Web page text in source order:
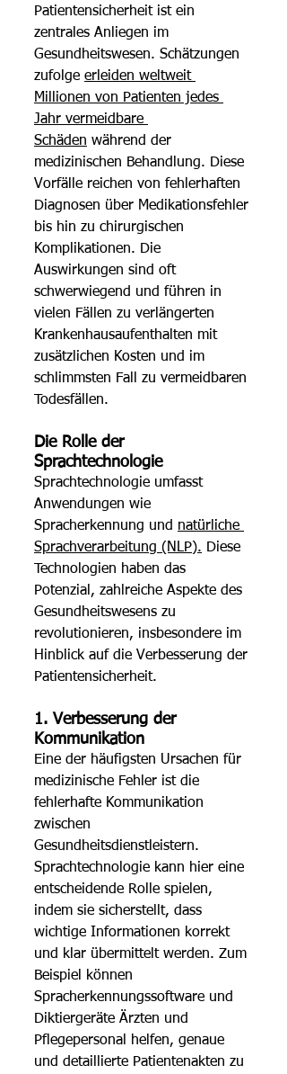
Patientensicherheit ist ein
zentrales Anliegen im
Gesundheitswesen. Schätzungen
zufolge erleiden weltweit
Millionen von Patienten jedes
Jahr vermeidbare
Schäden während der
medizinischen Behandlung. Diese
Vorfälle reichen von fehlerhaften
Diagnosen über Medikationsfehler
bis hin zu chirurgischen
Komplikationen. Die
Auswirkungen sind oft
schwerwiegend und führen in
vielen Fällen zu verlängerten
Krankenhausaufenthalten mit
zusätzlichen Kosten und im
schlimmsten Fall zu vermeidbaren
Todesfällen.
Die Rolle der
Sprachtechnologie
Sprachtechnologie umfasst
Anwendungen wie
Spracherkennung und natürliche
Sprachverarbeitung (NLP). Diese
Technologien haben das
Potenzial, zahlreiche Aspekte des
Gesundheitswesens zu
revolutionieren, insbesondere im
Hinblick auf die Verbesserung der
Patientensicherheit.
1. Verbesserung der
Kommunikation
Eine der häufigsten Ursachen für
medizinische Fehler ist die
fehlerhafte Kommunikation
zwischen
Gesundheitsdienstleistern.
Sprachtechnologie kann hier eine
entscheidende Rolle spielen,
indem sie sicherstellt, dass
wichtige Informationen korrekt
und klar übermittelt werden. Zum
Beispiel können
Spracherkennungssoftware und
Diktiergeräte Ärzten und
Pflegepersonal helfen, genaue
und detaillierte Patientenakten zu